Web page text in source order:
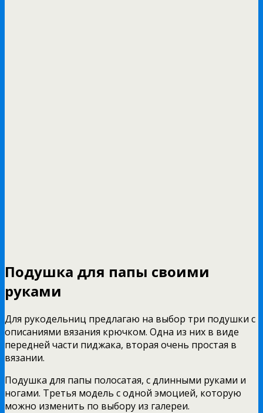
Подушка для папы своими
руками
Для рукодельниц предлагаю на выбор три подушки с
описаниями вязания крючком. Одна из них в виде
передней части пиджака, вторая очень простая в
вязании.
Подушка для папы полосатая, с длинными руками и
ногами. Третья модель с одной эмоцией, которую
можно изменить по выбору из галереи.